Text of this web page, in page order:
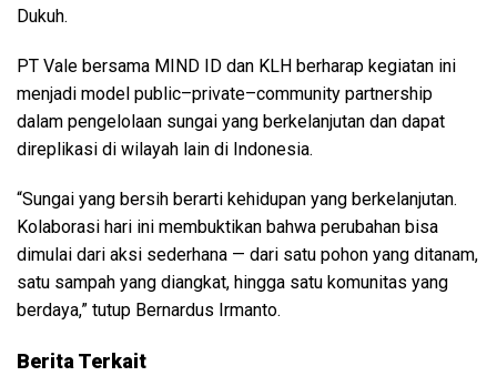
Dukuh.
PT Vale bersama MIND ID dan KLH berharap kegiatan ini
menjadi model public–private–community partnership
dalam pengelolaan sungai yang berkelanjutan dan dapat
direplikasi di wilayah lain di Indonesia.
“Sungai yang bersih berarti kehidupan yang berkelanjutan.
Kolaborasi hari ini membuktikan bahwa perubahan bisa
dimulai dari aksi sederhana — dari satu pohon yang ditanam,
satu sampah yang diangkat, hingga satu komunitas yang
berdaya,” tutup Bernardus Irmanto.
Berita Terkait